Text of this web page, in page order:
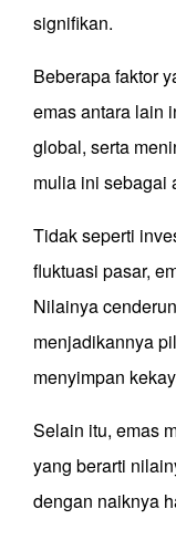
signifikan.
Beberapa faktor
emas antara lain
global, serta
mulia ini sebagai
Tidak seperti
fluktuasi pasar,
Nilainya
menjadikannya
menyimpan
Selain itu, emas
yang berarti
dengan naiknya